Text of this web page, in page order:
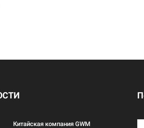
Китайская компания GWM